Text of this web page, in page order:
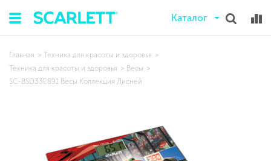
Каталог
Главная
Техника для красоты и здоровья
Техника для красоты и здоровья
Весы
SC-BSD33E891 Весы Коллекция Дисней